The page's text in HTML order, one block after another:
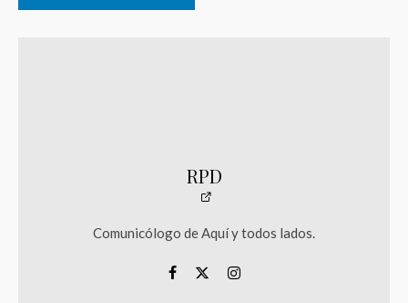
RPD
Comunicólogo de Aquí y todos lados.